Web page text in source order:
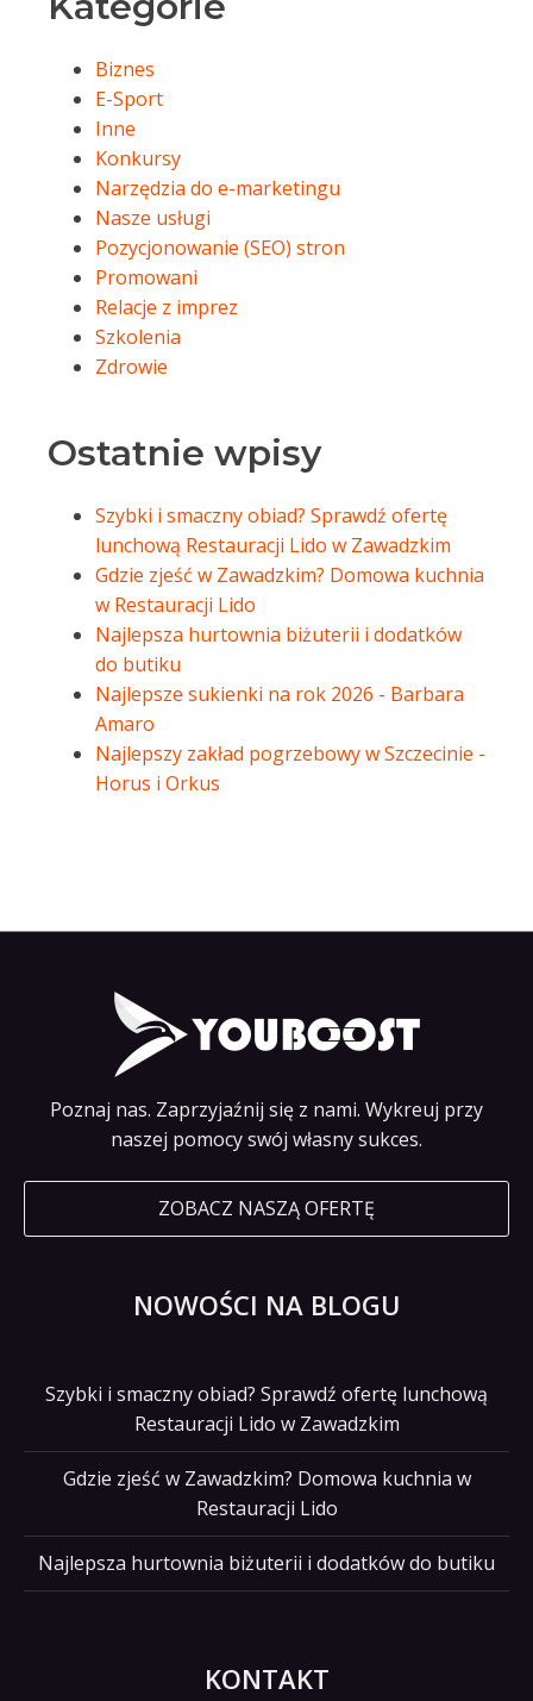
Biznes
E-Sport
Inne
Konkursy
Narzędzia do e-marketingu
Nasze usługi
Pozycjonowanie (SEO) stron
Promowani
Relacje z imprez
Szkolenia
Zdrowie
Ostatnie wpisy
Szybki i smaczny obiad? Sprawdź ofertę
lunchową Restauracji Lido w Zawadzkim
Gdzie zjeść w Zawadzkim? Domowa kuchnia
w Restauracji Lido
Najlepsza hurtownia biżuterii i dodatków
do butiku
Najlepsze sukienki na rok 2026 - Barbara
Amaro
Najlepszy zakład pogrzebowy w Szczecinie -
Horus i Orkus
Poznaj nas. Zaprzyjaźnij się z nami. Wykreuj przy
naszej pomocy swój własny sukces.
ZOBACZ NASZĄ OFERTĘ
NOWOŚCI NA BLOGU
Szybki i smaczny obiad? Sprawdź ofertę lunchową
Restauracji Lido w Zawadzkim
Gdzie zjeść w Zawadzkim? Domowa kuchnia w
Restauracji Lido
Najlepsza hurtownia biżuterii i dodatków do butiku
KONTAKT